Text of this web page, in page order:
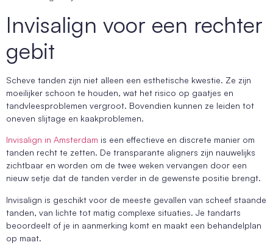
Invisalign voor een rechter
gebit
Scheve tanden zijn niet alleen een esthetische kwestie. Ze zijn
moeilijker schoon te houden, wat het risico op gaatjes en
tandvleesproblemen vergroot. Bovendien kunnen ze leiden tot
oneven slijtage en kaakproblemen.
Invisalign in Amsterdam is een effectieve en discrete manier om
tanden recht te zetten. De transparante aligners zijn nauwelijks
zichtbaar en worden om de twee weken vervangen door een
nieuw setje dat de tanden verder in de gewenste positie brengt.
Invisalign is geschikt voor de meeste gevallen van scheef staande
tanden, van lichte tot matig complexe situaties. Je tandarts
beoordeelt of je in aanmerking komt en maakt een behandelplan
op maat.